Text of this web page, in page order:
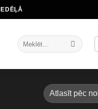
Meklēt: